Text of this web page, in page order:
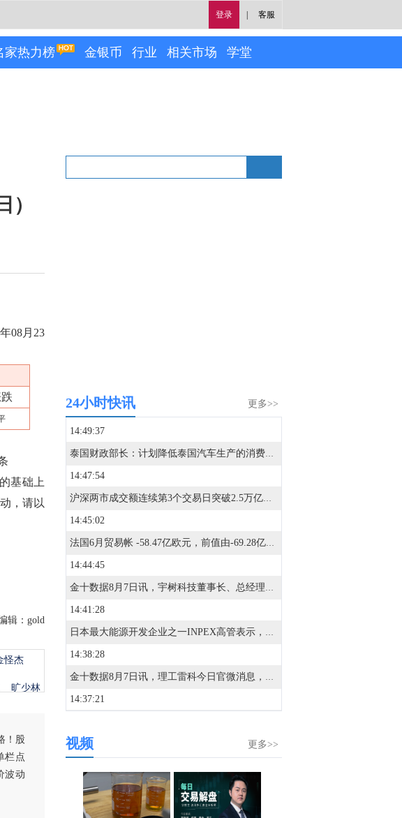
登录 客服
家热力榜 金银币 行业 相关市场 学堂
08月23
基础上
，请以
辑：gold
怪杰
旷少林
！股
栏点
波动
更多>>
24小时快讯
14:49:37
泰国财政部长：计划降低泰国汽车生产的消费税。
14:47:54
沪深两市成交额连续第3个交易日突破2.5万亿元。
14:45:02
法国6月贸易帐 -58.47亿欧元，前值由-69.28亿欧元修正为-77.29亿欧元。
14:44:45
金十数据8月7日讯，宇树科技董事长、总经理兼首席技术官王兴兴在网上路演时表示，公司采用“以销定产+安全库存”的生产计划模式，每月根据销售计划及产品库存情况组织召开产供销会议制定总生产计划，将生产计划拆解为具体的生产任务并下发至各生产部门，生产部门根据生产任务组织安排生产。公司采取整机与核心部组件自主装配、零部件及部分工序外采加工相结合的生产组织模式，即机器人整机及核心部组件在公司内部完成生产、装配，非核心零部件及部分工序采用定制化采购和外协加工模式。上述生产模式，保障了公司能够有效把控生产流程的各关键核心环节，实现技术进步与成本效益的最优化。（一财）
14:41:28
日本最大能源开发企业之一INPEX高管表示，阿布扎比原油的重要性保持不变，我们将继续投资以增加该地区的产量。
14:38:28
金十数据8月7日讯，理工雷科今日官微消息，近日，英伟达Jetson系列产品价格出现显著调整。其中，Jetson AGX Orin模组价格由899美元上调至1799美元，涨幅100%。理工雷科面向边缘AI场景推出“山海”系列智算模组。该系列产品基于国产CPU与GPU构建，具备高性能AI推理、多任务并行处理及丰富接口扩展能力，可在复杂环境下实现长期稳定运行。
14:37:21
14:36:21
14:35:19
更多>>
视频